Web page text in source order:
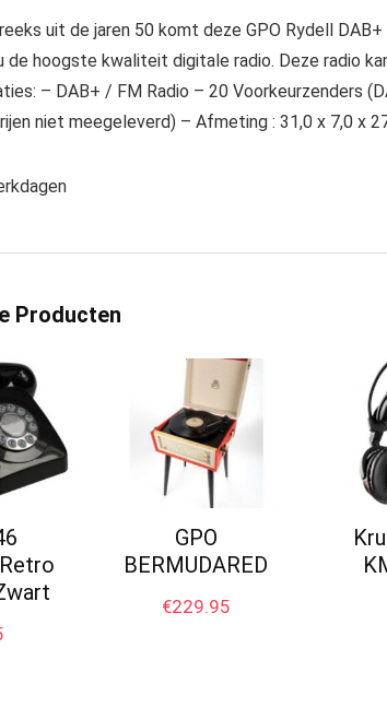
uit de jaren 50 komt deze GPO Rydell
de hoogste kwaliteit digitale radio. Deze radio
– DAB+ / FM Radio – 20 Voorkeurzenders
niet meegeleverd) – Afmeting : 31,0 x 7,0 x
Producten
GPO
BERMUDARED
€229.95